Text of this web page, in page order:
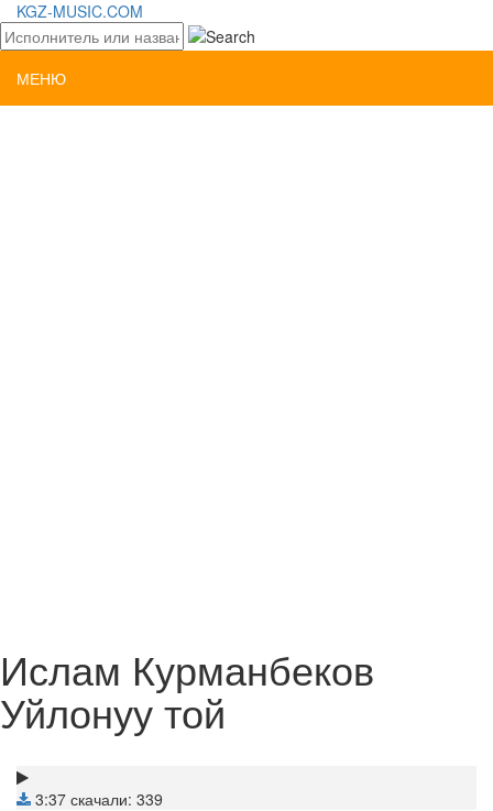
KGZ-MUSIC.COM
МЕНЮ
Ислам Курманбеков
Уйлонуу той
3:37 скачали: 339